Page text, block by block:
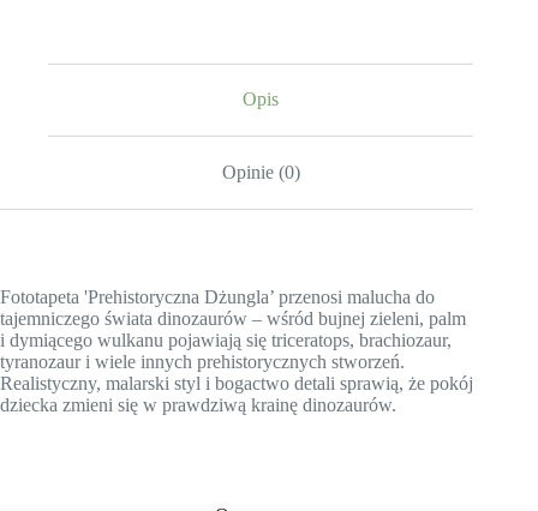
Opis
Opinie (0)
Fototapeta 'Prehistoryczna Dżungla’ przenosi malucha do
tajemniczego świata dinozaurów – wśród bujnej zieleni, palm
i dymiącego wulkanu pojawiają się triceratops, brachiozaur,
tyranozaur i wiele innych prehistorycznych stworzeń.
Realistyczny, malarski styl i bogactwo detali sprawią, że pokój
dziecka zmieni się w prawdziwą krainę dinozaurów.